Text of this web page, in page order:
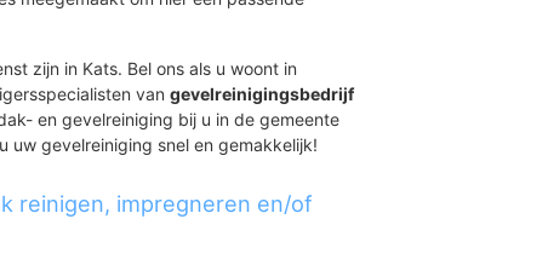
zijn in Kats. Bel ons als u woont in
van gevelreinigingsbedrijf
en gevelreiniging bij u in de gemeente
uw gevelreiniging snel en gemakkelijk!
reinigen, impregneren en/of